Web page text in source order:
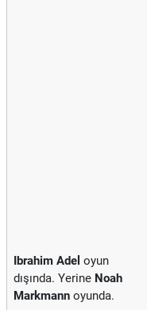
Ibrahim Adel oyun
dışında. Yerine Noah
Markmann oyunda.